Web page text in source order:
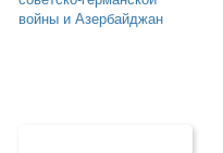
войны и Азербайджан